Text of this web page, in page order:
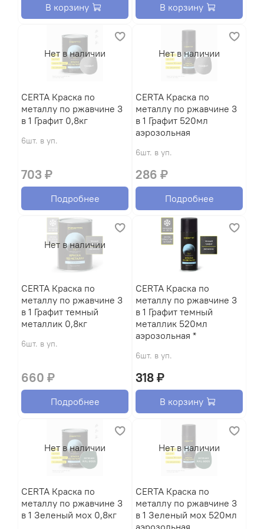
В корзину В корзину
Нет в наличии
CERTA Краска по
металлу по ржавчине 3
в 1 Графит 0,8кг
6шт. в уп.
703 ₽
Подробнее
Нет в наличии
CERTA Краска по
металлу по ржавчине 3
в 1 Графит 520мл
аэрозольная
6шт. в уп.
286 ₽
Подробнее
Нет в наличии
CERTA Краска по
металлу по ржавчине 3
в 1 Графит темный
металлик 0,8кг
6шт. в уп.
660 ₽
Подробнее
CERTA Краска по
металлу по ржавчине 3
в 1 Графит темный
металлик 520мл
аэрозольная *
6шт. в уп.
318 ₽
В корзину
Нет в наличии
CERTA Краска по
металлу по ржавчине 3
в 1 Зеленый мох 0,8кг
Нет в наличии
CERTA Краска по
металлу по ржавчине 3
в 1 Зеленый мох 520мл
аэрозольная